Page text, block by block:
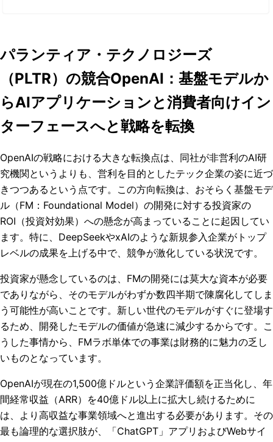
パランティア・テクノロジーズ
（PLTR）の競合OpenAI：基盤モデルか
らAIアプリケーションと消費者向けイン
ターフェースへと戦略を転換
OpenAIの戦略における大きな転換点は、同社が非営利のAI研
究機関というよりも、営利を目的としたテック企業の姿に近づ
きつつあるという点です。この方向転換は、おそらく基盤モデ
ル（FM：Foundational Model）の開発に対する投資家の
ROI（投資対効果）への懸念が高まっていることに起因してい
ます。特に、DeepSeekやxAIのような新規参入企業がトップ
レベルの成果を上げる中で、競争が激化している状況です。
投資家が懸念しているのは、FMの開発には莫大な資本が必要
でありながら、そのモデルがわずか数四半期で陳腐化してしま
う可能性が高いことです。新しい世代のモデルがすぐに登場す
るため、開発したモデルの価値が急速に減少するからです。こ
うした事情から、FMラボ単体での事業は財務的に魅力の乏し
いものとなっています。
OpenAIが現在の1,500億ドルという企業評価額を正当化し、年
間経常収益（ARR）を40億ドル以上に拡大し続けるために
は、より高収益な事業領域へと進出する必要があります。その
最も論理的な選択肢が、「ChatGPT」アプリおよびWebサイ